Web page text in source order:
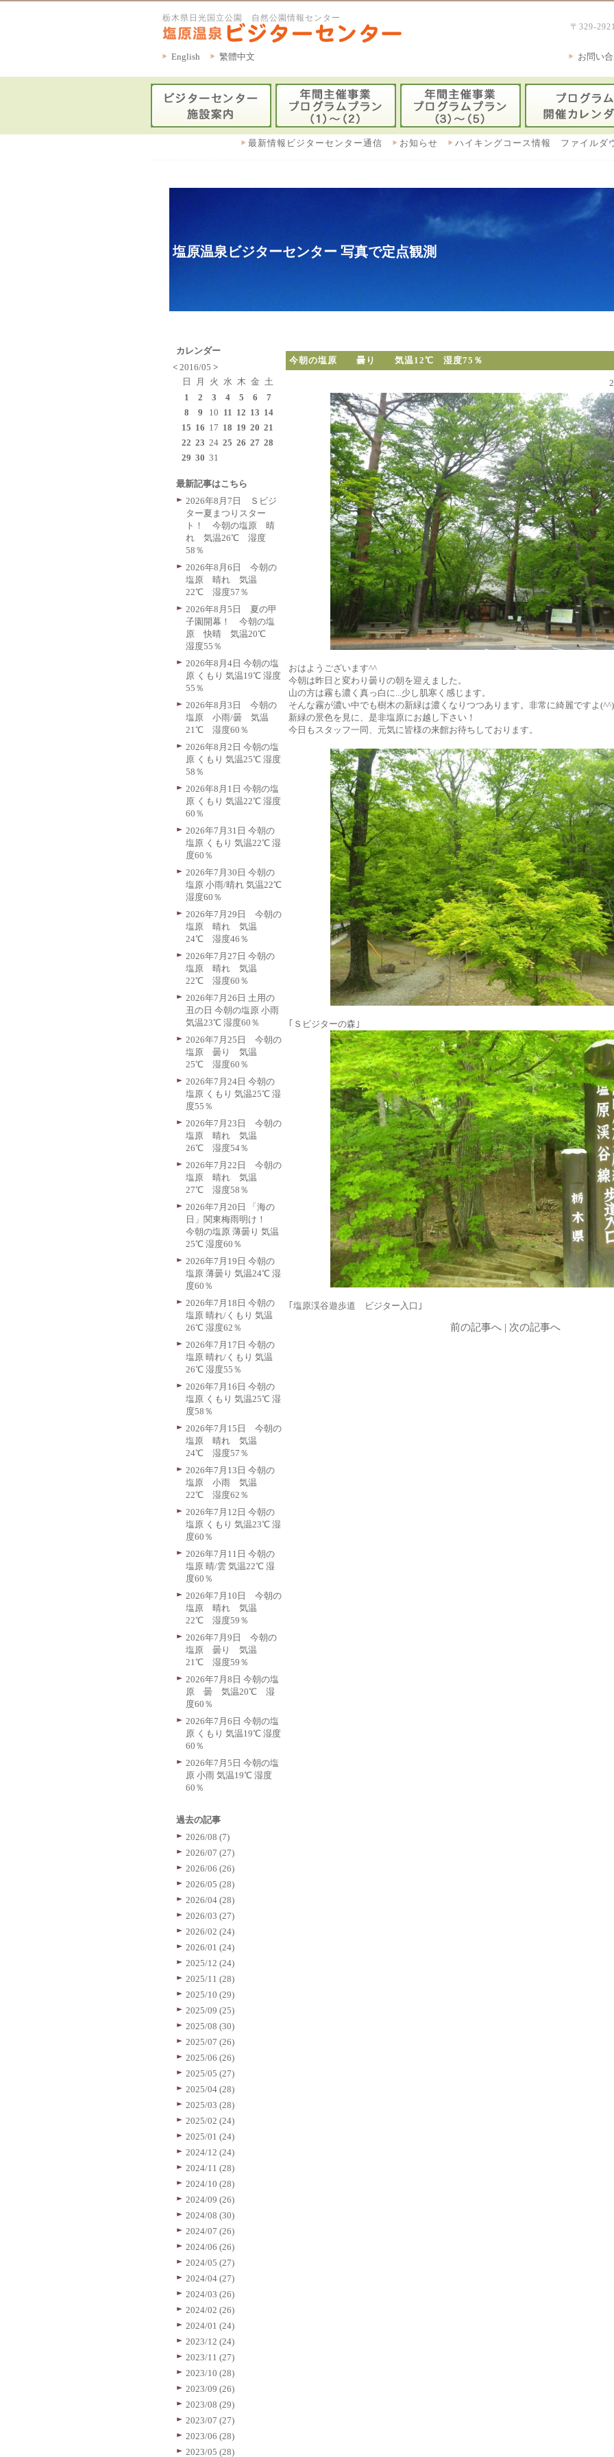
栃木県日光国立公園 自然公園情報センター
〒329-
English 繁體中文 お問い
ハイキングコース情報 ファイルダ
お知らせ
最新情報ビジターセンター通信
塩原温泉ビジターセンター 写真で定点観測
今朝の塩原 曇り 気温12℃ 湿度75％
おはようございます^^
今朝は昨日と変わり曇りの朝を迎えました。
山の方は霧も濃く真っ白に...少し肌寒く感じます。
そんな霧が濃い中でも樹木の新緑は濃くなりつつあります。非常に綺麗ですよ
新緑の景色を見に、是非塩原にお越し下さい！
今日もスタッフ一同、元気に皆様の来館お待ちしております。
｢Ｓビジターの森｣
｢塩原渓谷遊歩道 ビジター入口｣
前の記事へ| 次の記事へ
カレンダー
< 2016/05 >
日
月 火 水 木 金 土
1
2 3 4 5 6
7
8
9 10 11 12 13 14
15 16 17 18 19 20 21
22 23 24 25 26 27 28
29 30 31
最新記事はこちら
2026年8月7日 Ｓビジ
ター夏まつりスター
ト！ 今朝の塩原 晴
れ 気温26℃ 湿度
58％
2026年8月6日 今朝の
塩原 晴れ 気温
22℃ 湿度57％
2026年8月5日 夏の甲
子園開幕！ 今朝の塩
原 快晴 気温20℃
湿度55％
2026年8月4日 今朝の塩
原 くもり 気温19℃ 湿度
55％
2026年8月3日 今朝の
塩原 小雨/曇 気温
21℃ 湿度60％
2026年8月2日 今朝の塩
原 くもり 気温25℃ 湿度
58％
2026年8月1日 今朝の塩
原 くもり 気温22℃ 湿度
60％
2026年7月31日 今朝の
塩原 くもり 気温22℃ 湿
度60％
2026年7月30日 今朝の
塩原 小雨/晴れ 気温22℃
湿度60％
2026年7月29日 今朝の
塩原 晴れ 気温
24℃ 湿度46％
2026年7月27日 今朝の
塩原 晴れ 気温
22℃ 湿度60％
2026年7月26日 土用の
丑の日 今朝の塩原 小雨
気温23℃ 湿度60％
2026年7月25日 今朝の
塩原 曇り 気温
25℃ 湿度60％
2026年7月24日 今朝の
塩原 くもり 気温25℃ 湿
度55％
2026年7月23日 今朝の
塩原 晴れ 気温
26℃ 湿度54％
2026年7月22日 今朝の
塩原 晴れ 気温
27℃ 湿度58％
2026年7月20日 「海の
日」関東梅雨明け！
今朝の塩原 薄曇り 気温
25℃ 湿度60％
2026年7月19日 今朝の
塩原 薄曇り 気温24℃ 湿
度60％
2026年7月18日 今朝の
塩原 晴れ/くもり 気温
26℃ 湿度62％
2026年7月17日 今朝の
塩原 晴れ/くもり 気温
26℃ 湿度55％
2026年7月16日 今朝の
塩原 くもり 気温25℃ 湿
度58％
2026年7月15日 今朝の
塩原 晴れ 気温
24℃ 湿度57％
2026年7月13日 今朝の
塩原 小雨 気温
22℃ 湿度62％
2026年7月12日 今朝の
塩原 くもり 気温23℃ 湿
度60％
2026年7月11日 今朝の
塩原 晴/雲 気温22℃ 湿
度60％
2026年7月10日 今朝の
塩原 晴れ 気温
22℃ 湿度59％
2026年7月9日 今朝の
塩原 曇り 気温
21℃ 湿度59％
2026年7月8日 今朝の塩
原 曇 気温20℃ 湿
度60％
2026年7月6日 今朝の塩
原 くもり 気温19℃ 湿度
60％
2026年7月5日 今朝の塩
原 小雨 気温19℃ 湿度
60％
過去の記事
2026/08 (7)
2026/07 (27)
2026/06 (26)
2026/05 (28)
2026/04 (28)
2026/03 (27)
2026/02 (24)
2026/01 (24)
2025/12 (24)
2025/11 (28)
2025/10 (29)
2025/09 (25)
2025/08 (30)
2025/07 (26)
2025/06 (26)
2025/05 (27)
2025/04 (28)
2025/03 (28)
2025/02 (24)
2025/01 (24)
2024/12 (24)
2024/11 (28)
2024/10 (28)
2024/09 (26)
2024/08 (30)
2024/07 (26)
2024/06 (26)
2024/05 (27)
2024/04 (27)
2024/03 (26)
2024/02 (26)
2024/01 (24)
2023/12 (24)
2023/11 (27)
2023/10 (28)
2023/09 (26)
2023/08 (29)
2023/07 (27)
2023/06 (28)
2023/05 (28)